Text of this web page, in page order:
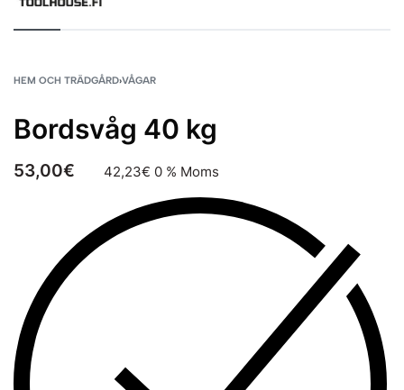
HEM OCH TRÄDGÅRD›VÅGAR
Bordsvåg 40 kg
53,00€ 42,23€ 0 % Moms